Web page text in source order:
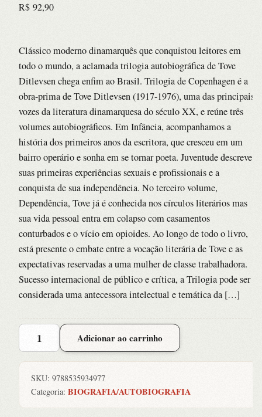
R$ 92,90
Clássico moderno dinamarquês que conquistou leitores em
todo o mundo, a aclamada trilogia autobiográfica de Tove
Ditlevsen chega enfim ao Brasil. Trilogia de Copenhagen é a
obra-prima de Tove Ditlevsen (1917-1976), uma das principais
vozes da literatura dinamarquesa do século XX, e reúne três
volumes autobiográficos. Em Infância, acompanhamos a
história dos primeiros anos da escritora, que cresceu em um
bairro operário e sonha em se tornar poeta. Juventude descreve
suas primeiras experiências sexuais e profissionais e a
conquista de sua independência. No terceiro volume,
Dependência, Tove já é conhecida nos círculos literários mas
sua vida pessoal entra em colapso com casamentos
conturbados e o vício em opioides. Ao longo de todo o livro,
está presente o embate entre a vocação literária de Tove e as
expectativas reservadas a uma mulher de classe trabalhadora.
Sucesso internacional de público e crítica, a Trilogia pode ser
considerada uma antecessora intelectual e temática da […]
Trilogia
Adicionar ao carrinho
SKU: 9788535934977
Categoria: BIOGRAFIA/AUTOBIOGRAFIA